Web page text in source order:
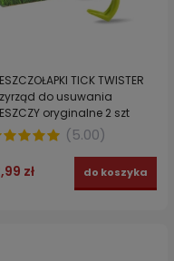
TICK TWISTER
do usuwania
oryginalne 2 szt
(5.00)
zł do koszyka